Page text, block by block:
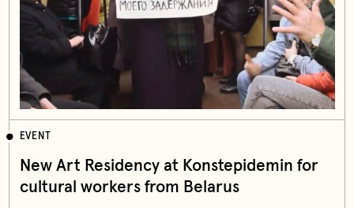
EVENT
New Art Residency at Konstepidemin for
cultural workers from Belarus